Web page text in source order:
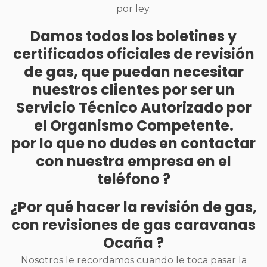
por ley.
Damos todos los boletines y
certificados oficiales de revisión
de gas, que puedan necesitar
nuestros clientes por ser un
Servicio Técnico Autorizado por
el Organismo Competente.
por lo que no dudes en contactar
con nuestra empresa en el
teléfono ?
¿Por qué hacer la revisión de gas,
con revisiones de gas caravanas
Ocaña ?
Nosotros le recordamos cuando le toca pasar la